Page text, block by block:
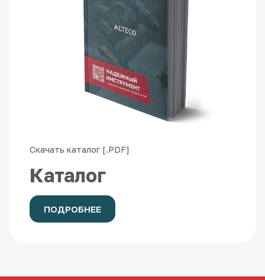
Скачать каталог [.PDF]
Каталог
ПОДРОБНЕЕ